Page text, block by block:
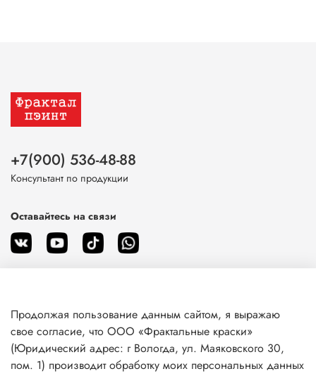
О магазине
Клиентам
+7(900) 536-48-88
Консультант по продукции
Оставайтесь на связи
Продолжая пользование данным сайтом, я выражаю
свое согласие, что ООО «Фрактальные краски»
(Юридический адрес: г Вологда, ул. Маяковского 30,
пом. 1) производит обработку моих персональных данных